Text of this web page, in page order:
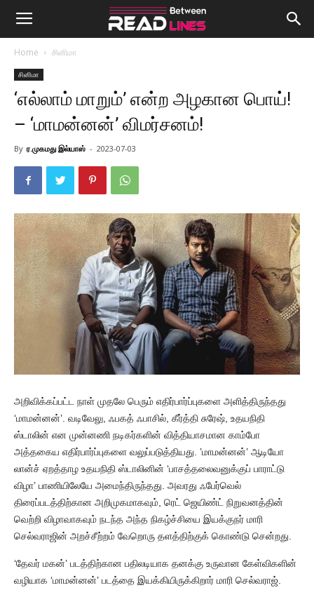
Home சினிமா
சினிமா
‘எல்லாம் மாறும்’ என்ற அழகான பொய்!
– ‘மாமன்னன்’ விமர்சனம்!
By ர.முகமது இல்யாஸ் - 2023-07-03
அறிவிக்கப்பட்ட நாள் முதலே பெரும் எதிர்பார்ப்புகளை அளித்திருந்தது
‘மாமன்னன்’. வடிவேலு, ஃபகத் ஃபாசில், கீர்த்தி சுரேஷ், உதயநிதி
ஸ்டாலின் என முன்னணி நடிகர்களின் வித்தியாசமான காம்போ
அத்தகைய எதிர்பார்ப்புகளை வலுப்படுத்தியது. ’மாமன்னன்’ ஆடியோ
லான்ச் ஏறத்தாழ உதயநிதி ஸ்டாலினின் ‘பாசத்தலைவனுக்குப் பாராட்டு
விழா’ பாணியிலேயே அமைந்திருந்தது. அவரது ஃபேர்வெல்
திரைப்படத்திற்கான அறிமுகமாகவும், ரெட் ஜெயிண்ட் நிறுவனத்தின்
வெற்றி விழாவாகவும் நடந்த அந்த நிகழ்ச்சியை இயக்குநர் மாரி
செல்வராஜின் அறச்சீற்றம் வேறொரு தளத்திற்குக் கொண்டு சென்றது.
‘தேவர் மகன்’ படத்திற்கான பதிலடியாக தனக்கு உருவான கேள்விகளின்
வழியாக ‘மாமன்னன்’ படத்தை இயக்கியிருக்கிறார் மாரி செல்வராஜ்.